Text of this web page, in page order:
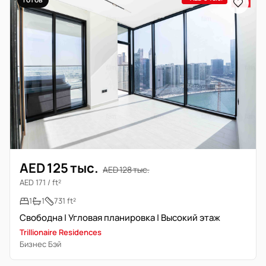
AED 125 тыс. AED 128 тыс.
AED 171 / ft²
1
1 731 ft²
Свободна | Угловая планировка | Высокий этаж
Trillionaire Residences
Бизнес Бэй